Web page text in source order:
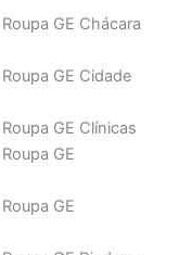
GE Chácara
GE Cidade
GE Clínicas
GE
GE